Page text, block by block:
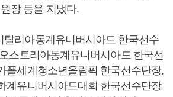
장 등을 지냈다.
탈리아동계유니버시아드 한국선수
스트리아동계유니버시아드 한국선
폴세계청소년올림픽 한국선수단장,
계유니버시아드대회 한국선수단장